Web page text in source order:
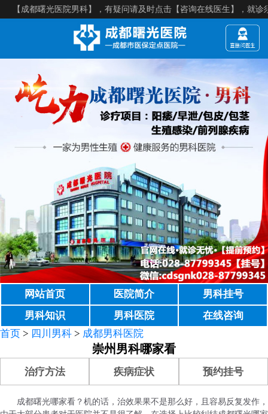
成都曙光医院男科】，有疑问请及时点击【咨询在线医生】，就诊须知
网站首页 医院简介
男科挂号
男科知识
男科医院
在线咨询
首页 > 四川男科 > 成都男科医院
崇州男科哪家看
治疗方法 疾病症状 预约挂号
成都曙光哪家看？机的话，治效果果不是那么好，且容易反复发作，